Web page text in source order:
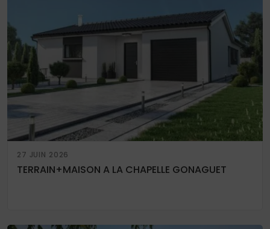
27 JUIN 2026
TERRAIN+MAISON A LA CHAPELLE GONAGUET